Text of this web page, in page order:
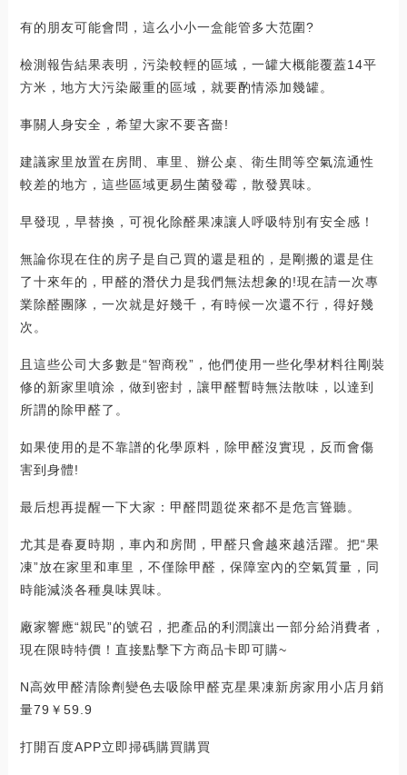
有的朋友可能會問，這么小小一盒能管多大范圍?
檢測報告結果表明，污染較輕的區域，一罐大概能覆蓋14平
方米，地方大污染嚴重的區域，就要酌情添加幾罐。
事關人身安全，希望大家不要吝嗇!
建議家里放置在房間、車里、辦公桌、衛生間等空氣流通性
較差的地方，這些區域更易生菌發霉，散發異味。
早發現，早替換，可視化除醛果凍讓人呼吸特別有安全感！
無論你現在住的房子是自己買的還是租的，是剛搬的還是住
了十來年的，甲醛的潛伏力是我們無法想象的!現在請一次專
業除醛團隊，一次就是好幾千，有時候一次還不行，得好幾
次。
且這些公司大多數是“智商稅”，他們使用一些化學材料往剛裝
修的新家里噴涂，做到密封，讓甲醛暫時無法散味，以達到
所謂的除甲醛了。
如果使用的是不靠譜的化學原料，除甲醛沒實現，反而會傷
害到身體!
最后想再提醒一下大家：甲醛問題從來都不是危言聳聽。
尤其是春夏時期，車內和房間，甲醛只會越來越活躍。把“果
凍”放在家里和車里，不僅除甲醛，保障室內的空氣質量，同
時能減淡各種臭味異味。
廠家響應“親民”的號召，把產品的利潤讓出一部分給消費者，
現在限時特價！直接點擊下方商品卡即可購~
N高效甲醛清除劑變色去吸除甲醛克星果凍新房家用小店月銷
量79￥59.9
打開百度APP立即掃碼購買購買